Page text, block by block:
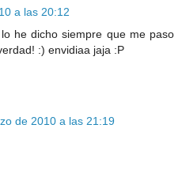
a las 20:12
he dicho siempre que me paso
:) envidiaa jaja :P
de 2010 a las 21:19